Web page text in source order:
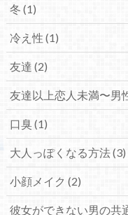
冬 (1)
冷え性 (1)
友達 (2)
友達以上恋人未満〜男
口臭 (1)
大人っぽくなる方法 (3)
小顔メイク (2)
彼女ができない男の共